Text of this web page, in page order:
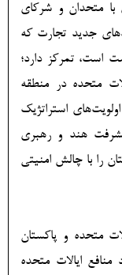
با متحدان و شرکای
جدید تجارت که
است، تمرکز دارد؛
متحده در منطقه
استراتژیک
هند و رهبری
را با چالش امنیتی
متحده و پاکستان
منافع ایالات متحده